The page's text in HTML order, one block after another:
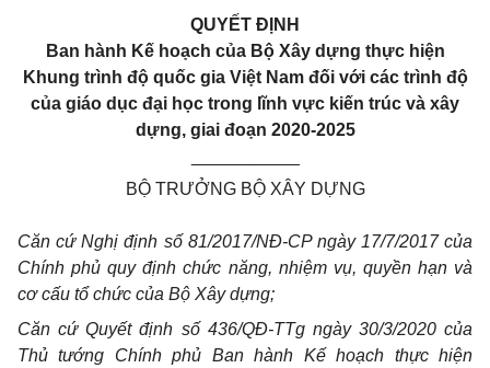
QUYẾT ĐỊNH
Ban hành Kế hoạch của Bộ Xây dựng thực hiện
Khung trình độ quốc gia Việt Nam đối với các trình độ
của giáo dục đại học trong lĩnh vực kiến trúc và xây
dựng, giai đoạn 2020-2025
BỘ TRƯỞNG BỘ XÂY DỰNG
Căn cứ Nghị định số 81/2017/NĐ-CP ngày 17/7/2017 của
Chính phủ quy định chức năng, nhiệm vụ, quyền hạn và
cơ cấu tổ chức của Bộ Xây dựng;
Căn cứ Quyết định số 436/QĐ-TTg ngày 30/3/2020 của
Thủ tướng Chính phủ Ban hành Kế hoạch thực hiện